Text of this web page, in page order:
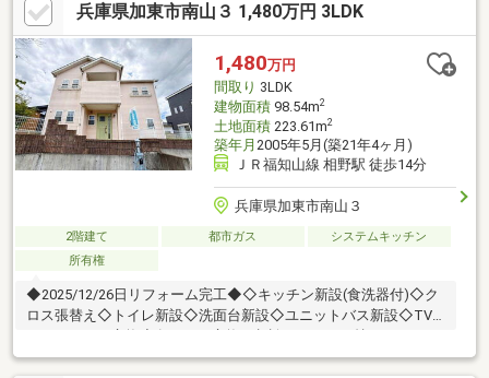
兵庫県加東市南山３ 1,480万円 3LDK
1,480万円
間取り 3LDK
建物面積98.54m2
土地面積223.61m2
築年月 2005年5月(築21年4ヶ月)
ＪＲ福知山線 相野駅 徒歩14分
兵庫県加東市南山３
2階建て 都市ガス
システムキッチン
所有権
◆2025/12/26日リフォーム完工◆◇キッチン新設(食洗器付)◇ク
ロス張替え◇トイレ新設◇洗面台新設◇ユニットバス新設◇TV
ます(^^物件のご案内、詳細はタカセ不動産小野店までお気軽にお